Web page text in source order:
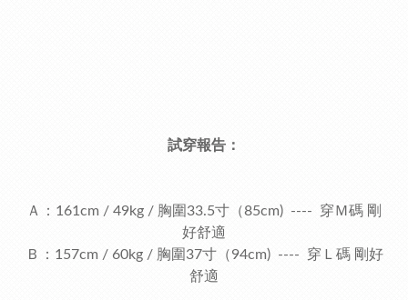
試穿報告：
Ａ：161cm / 49kg / 胸圍33.5寸（85cm) ---- 穿Ｍ碼 剛
好舒適
Ｂ：157cm / 60kg / 胸圍37寸（94cm) ---- 穿Ｌ碼 剛好
舒適